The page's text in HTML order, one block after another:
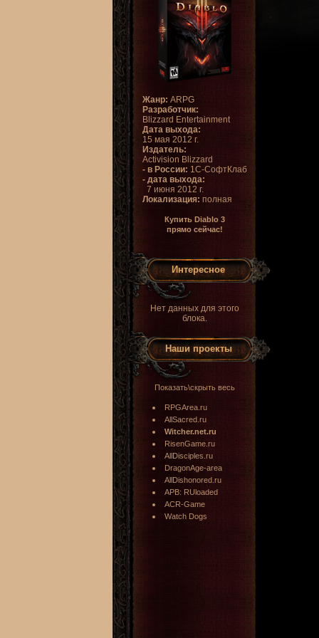
Жанр: ARPG
Разработчик:
Blizzard Entertainment
Дата выхода:
15 мая 2012 г.
Издатель:
Activision Blizzard
- в России: 1С-СофтКлаб
- дата выхода:
7 июня 2012 г.
Локализация: полная
Купить Diablo 3
прямо сейчас!
Интересное
Нет данных для этого
блока.
Наши проекты
Показать\скрыть весь
RPGArea.ru
AllSacred.ru
Witcher.net.ru
RisenGame.ru
AllDisciples.ru
DragonAge-area
AllDishonored.ru
APB: RUloaded
ACR-Game
Watch Dogs